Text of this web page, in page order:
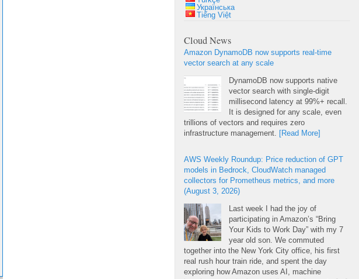
Українська
Tiếng Việt
Cloud News
Amazon DynamoDB now supports real-time
vector search at any scale
DynamoDB now supports native
vector search with single-digit
millisecond latency at 99%+ recall.
It is designed for any scale, even
trillions of vectors and requires zero
infrastructure management.
[Read More]
AWS Weekly Roundup: Price reduction of GPT
models in Bedrock, CloudWatch managed
collectors for Prometheus metrics, and more
(August 3, 2026)
Last week I had the joy of
participating in Amazon’s “Bring
Your Kids to Work Day” with my 7
year old son. We commuted
together into the New York City office, his first
real rush hour train ride, and spent the day
exploring how Amazon uses AI, machine